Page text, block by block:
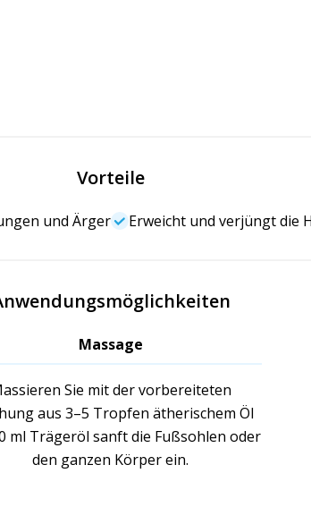
Vorteile
und Ärger Erweicht und verjüngt die
Massage
Sie mit der vorbereiteten
aus 3–5 Tropfen ätherischem Öl
ml Trägeröl sanft die Fußsohlen oder
den ganzen Körper ein.